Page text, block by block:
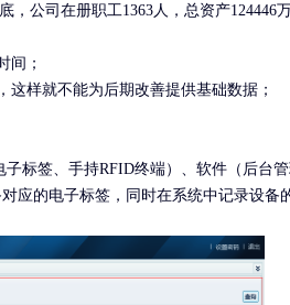
，公司在册职工1363人，总资产124446
间；
样就不能为后期改善提供基础数据；
标签、手持RFID终端）、软件（后台
应的电子标签，同时在系统中记录设备